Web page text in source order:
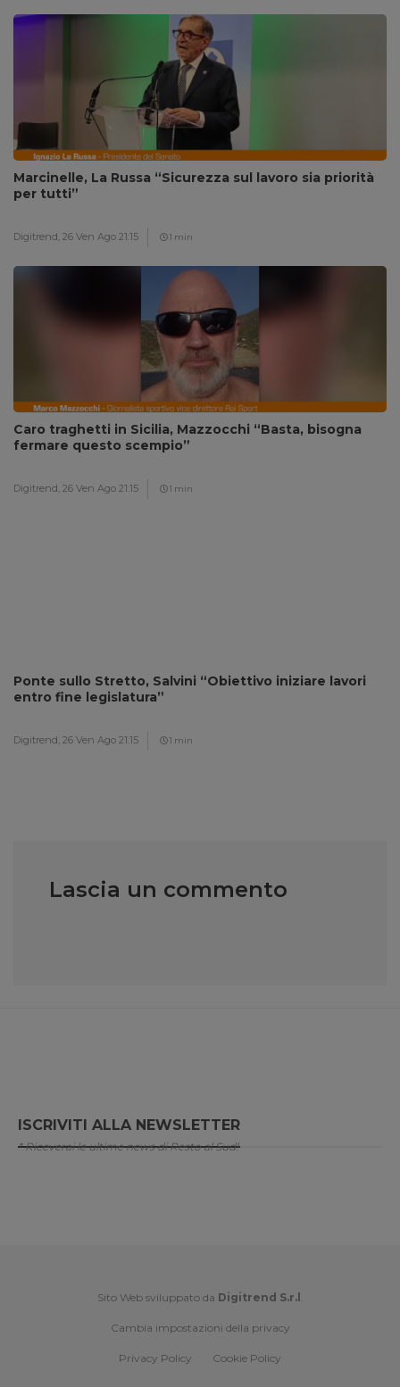
Marcinelle, La Russa “Sicurezza sul lavoro sia priorità
per tutti”
Digitrend, 26 Ven Ago 21:15 1 min
Caro traghetti in Sicilia, Mazzocchi “Basta, bisogna
fermare questo scempio”
Digitrend, 26 Ven Ago 21:15 1 min
Ponte sullo Stretto, Salvini “Obiettivo iniziare lavori
entro fine legislatura”
Digitrend, 26 Ven Ago 21:15 1 min
Lascia un commento
ISCRIVITI ALLA NEWSLETTER
* Riceverai le ultime news di Resto al Sud!
Sito Web sviluppato da Digitrend S.r.l .
Cambia impostazioni della privacy
Privacy Policy Cookie Policy